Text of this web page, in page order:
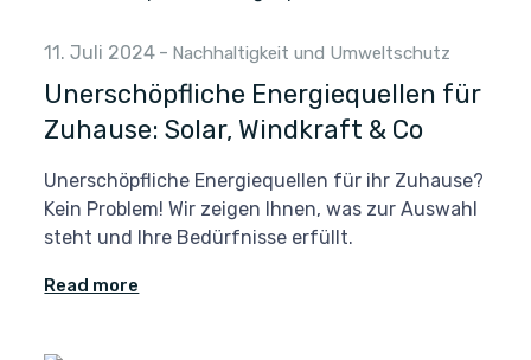
11. Juli 2024 - Nachhaltigkeit und Umweltschutz
Unerschöpfliche Energiequellen für
Zuhause: Solar, Windkraft & Co
Unerschöpfliche Energiequellen für ihr Zuhause?
Kein Problem! Wir zeigen Ihnen, was zur Auswahl
steht und Ihre Bedürfnisse erfüllt.
Read more